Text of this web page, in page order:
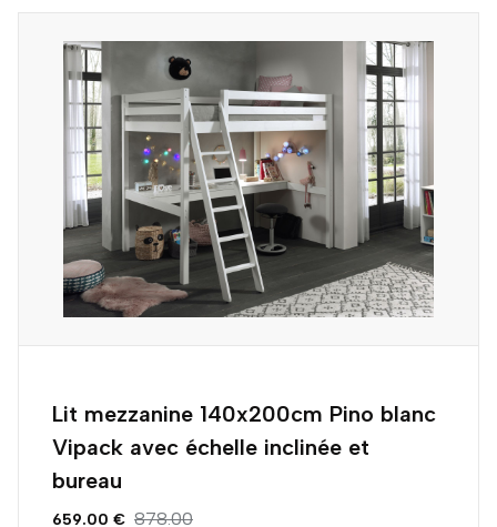
Lit mezzanine 140x200cm Pino blanc
Vipack avec échelle inclinée et
bureau
659.00 € 878.00